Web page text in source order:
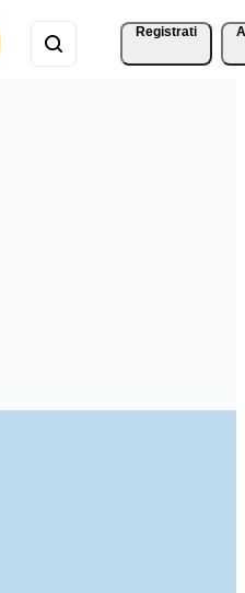
Registrati